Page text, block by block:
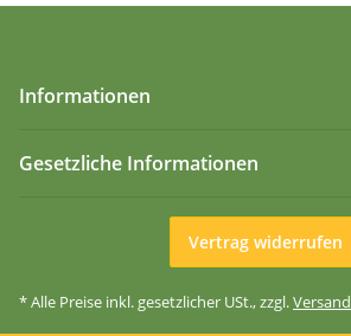
Informationen
Gesetzliche Informationen
Vertrag widerrufen
* Alle Preise inkl. gesetzlicher USt., zzgl.Versand